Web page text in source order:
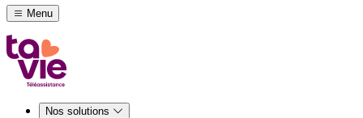
Menu
Nos solutions